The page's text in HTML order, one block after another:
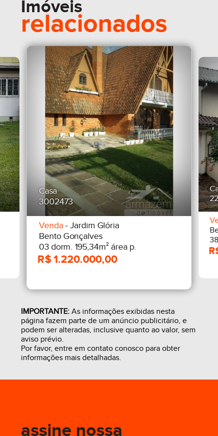
Imóveis
relacionados
Casa
3002473
Venda- Jardim Glória
Bento Gonçalves
03 dorm. 195,34m² área p.
IMPORTANTE:As informações exibidas nesta
página fazem parte de um anúncio publicitário, e
podem ser alteradas, inclusive quanto ao valor, sem
aviso prévio.
Por favor, entre em contato conosco para obter
informações mais detalhadas.
assine nossa